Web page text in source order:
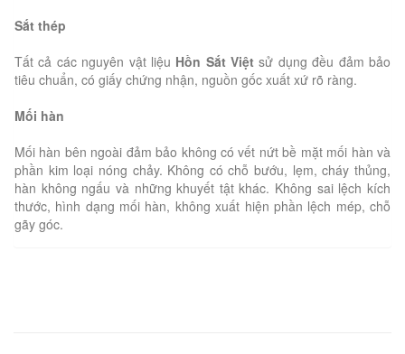
Sắt thép
Tất cả các nguyên vật liệu Hồn Sắt Việt sử dụng đều đảm bảo
tiêu chuẩn, có giấy chứng nhận, nguồn gốc xuất xứ rõ ràng.
Mối hàn
Mối hàn bên ngoài đảm bảo không có vết nứt bề mặt mối hàn và
phần kim loại nóng chảy. Không có chỗ bướu, lẹm, cháy thủng,
hàn không ngấu và những khuyết tật khác. Không sai lệch kích
thước, hình dạng mối hàn, không xuất hiện phần lệch mép, chỗ
gãy góc.